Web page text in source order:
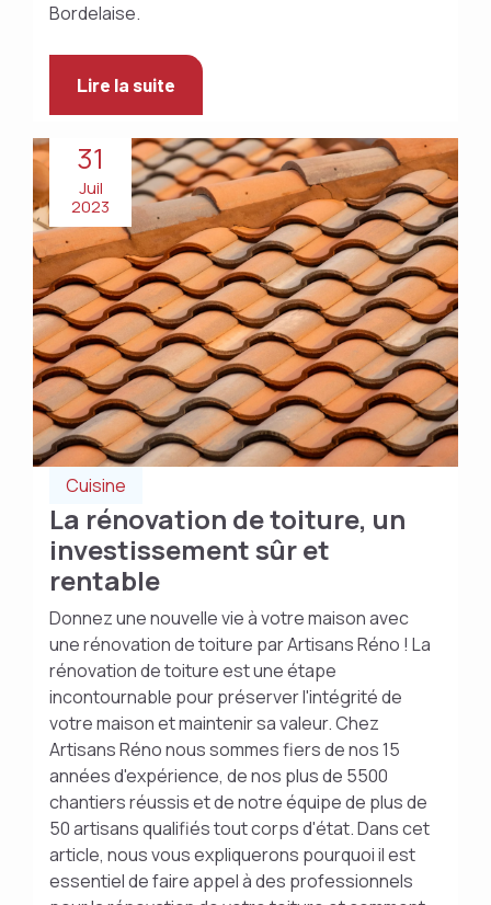
Bordelaise.
Lire la suite
31
Juil
2023
Cuisine
La rénovation de toiture, un
investissement sûr et
rentable
Donnez une nouvelle vie à votre maison avec
une rénovation de toiture par Artisans Réno ! La
rénovation de toiture est une étape
incontournable pour préserver l'intégrité de
votre maison et maintenir sa valeur. Chez
Artisans Réno nous sommes fiers de nos 15
années d'expérience, de nos plus de 5500
chantiers réussis et de notre équipe de plus de
50 artisans qualifiés tout corps d'état. Dans cet
article, nous vous expliquerons pourquoi il est
essentiel de faire appel à des professionnels